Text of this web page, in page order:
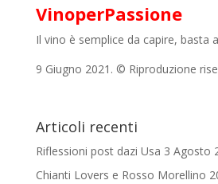
VinoperPassione
Il vino è semplice da capire, basta
9 Giugno 2021. © Riproduzione
Articoli recenti
Riflessioni post dazi Usa 3 Agosto
Chianti Lovers e Rosso Morellino